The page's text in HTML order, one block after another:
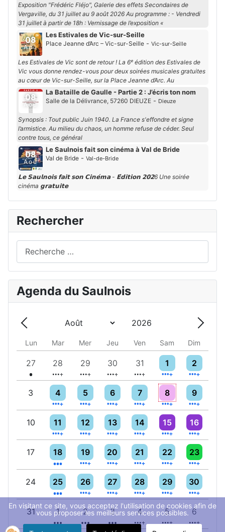
Exposition "Frédéric Fléjo", Galerie des effets Secondaires de
Vergaville, du 31 juillet au 9 août 2026 Au programme : - Vendredi
31 juillet à partir de 18h : Vernissage de l’exposition «
08
Aoû
Les Estivales de Vic-sur-Seille
Place Jeanne d’Arc – Vic-sur-Seille - Vic-sur-Seille
Les Estivales de Vic sont de retour ! La 6ᵉ édition des Estivales de
Vic vous donne rendez-vous pour deux soirées musicales gratuites
au cœur de Vic-sur-Seille, sur la Place Jeanne d’Arc. Au
08
Aoû
La Bataille de Gaulle - Partie 2 : J’écris ton nom
Salle de la Délivrance, 57260 DIEUZE - Dieuze
Synopsis : Tout public Juin 1940. La France s'effondre et signe
l’armistice. Au milieu du chaos, un homme refuse de céder. Seul
contre tous, ce général
08
Aoû
Le Saulnois fait son cinéma à Val de Bride
Val de Bride - Val-de-Bride
𝗟𝗲 𝗦𝗮𝘂𝗹𝗻𝗼𝗶𝘀 𝗳𝗮𝗶𝘁 𝘀𝗼𝗻 𝗖𝗶𝗻𝗲́𝗺𝗮 - 𝗘́𝗱𝗶𝘁𝗶𝗼𝗻 𝟮𝟬𝟮6 Une soirée
cinéma 𝗴𝗿𝗮𝘁𝘂𝗶𝘁𝗲
Rechercher
Agenda du Saulnois
Précédent - Mois
Mois
Année
Lun Mar Mer Jeu Ven Sam Dim
27
Un évènement
28
5 évènements
29
5 évènements
30
6 évènements
31
10 évènements
1
9 évènements
2
6
3 4
5 évènements
5
4 évènements
6
4 évènements
7
7 évènements
8
10 évènements
9
6
10 11
4 évènements
12
5 évènements
13
4 évènements
14
7 évènements
15
10 évènements
16
6
17 18
3 évènements
19
5 évènements
20
4 évènements
21
7 évènements
22
9 évènements
23
6
24 25
3 évènements
26
5 évènements
27
4 évènements
28
7 évènements
29
8 évènements
30
5
31 1
3 évènements
2
3 évènements
3
3 évènements
4
4 évènements
5
6 évènements
6
4
En visitant ce site, vous acceptez l'utilisation de cookies afin de
vous proposer les meilleurs services possibles.